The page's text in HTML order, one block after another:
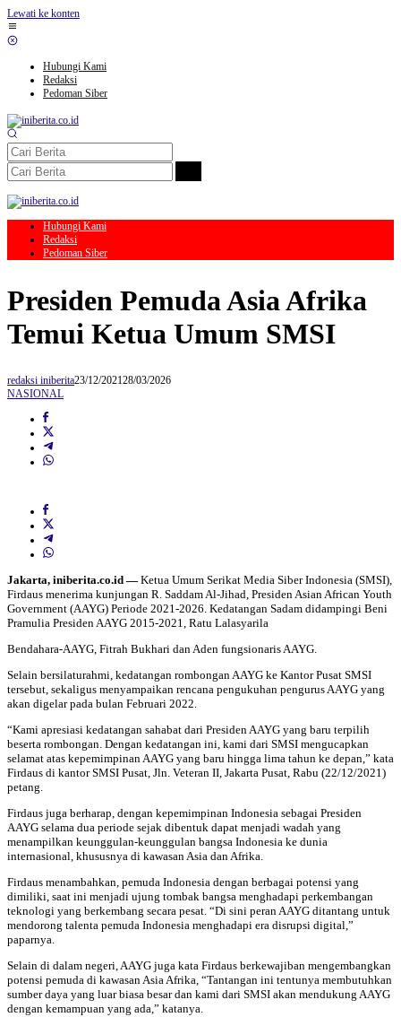
Lewati ke konten
Hubungi Kami
Redaksi
Pedoman Siber
Hubungi Kami
Redaksi
Pedoman Siber
Presiden Pemuda Asia Afrika
Temui Ketua Umum SMSI
redaksi iniberita23/12/202128/03/2026
NASIONAL
Jakarta, iniberita.co.id — Ketua Umum Serikat Media Siber Indonesia (SMSI),
Firdaus menerima kunjungan R. Saddam Al-Jihad, Presiden Asian African Youth
Government (AAYG) Periode 2021-2026. Kedatangan Sadam didampingi Beni
Pramulia Presiden AAYG 2015-2021, Ratu Lalasyarila
Bendahara-AAYG, Fitrah Bukhari dan Aden fungsionaris AAYG.
Selain bersilaturahmi, kedatangan rombongan AAYG ke Kantor Pusat SMSI
tersebut, sekaligus menyampaikan rencana pengukuhan pengurus AAYG yang
akan digelar pada bulan Februari 2022.
“Kami apresiasi kedatangan sahabat dari Presiden AAYG yang baru terpilih
beserta rombongan. Dengan kedatangan ini, kami dari SMSI mengucapkan
selamat atas kepemimpinan AAYG yang baru hingga lima tahun ke depan,” kata
Firdaus di kantor SMSI Pusat, Jln. Veteran II, Jakarta Pusat, Rabu (22/12/2021)
petang.
Firdaus juga berharap, dengan kepemimpinan Indonesia sebagai Presiden
AAYG selama dua periode sejak dibentuk dapat menjadi wadah yang
menampilkan keunggulan-keunggulan bangsa Indonesia ke dunia
internasional, khususnya di kawasan Asia dan Afrika.
Firdaus menambahkan, pemuda Indonesia dengan berbagai potensi yang
dimiliki, saat ini menjadi ujung tombak bangsa menghadapi perkembangan
teknologi yang berkembang secara pesat. “Di sini peran AAYG ditantang untuk
mendorong talenta pemuda Indonesia menghadapi era disrupsi digital,”
paparnya.
Selain di dalam negeri, AAYG juga kata Firdaus berkewajiban mengembangkan
potensi pemuda di kawasan Asia Afrika, “Tantangan ini tentunya membutuhkan
sumber daya yang luar biasa besar dan kami dari SMSI akan mendukung AAYG
dengan kemampuan yang ada,” katanya.